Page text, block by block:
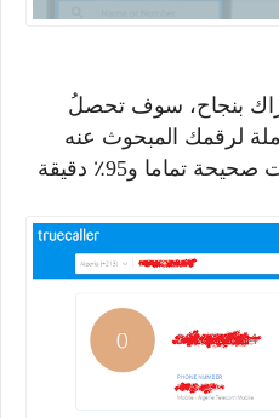
بنجاح، سوف تحصلُ
لرقمك المبحوث عنه
تماما و95٪ دقيقة